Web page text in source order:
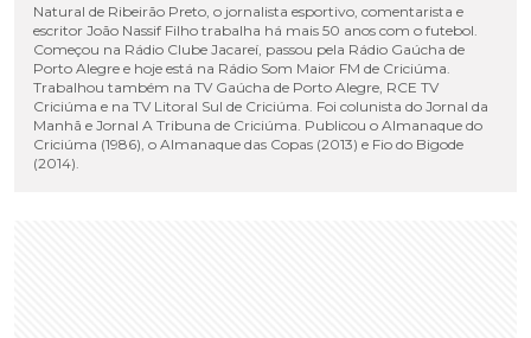
Natural de Ribeirão Preto, o jornalista esportivo, comentarista e
escritor João Nassif Filho trabalha há mais 50 anos com o futebol.
Começou na Rádio Clube Jacareí, passou pela Rádio Gaúcha de
Porto Alegre e hoje está na Rádio Som Maior FM de Criciúma.
Trabalhou também na TV Gaúcha de Porto Alegre, RCE TV
Criciúma e na TV Litoral Sul de Criciúma. Foi colunista do Jornal da
Manhã e Jornal A Tribuna de Criciúma. Publicou o Almanaque do
Criciúma (1986), o Almanaque das Copas (2013) e Fio do Bigode
(2014).